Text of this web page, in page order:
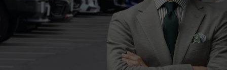
電話か出張か、高い方の査定を提案。
20秒で入力完了！
カンタンWeb査定
ご依頼いただいたお車を丁寧に査定いたします